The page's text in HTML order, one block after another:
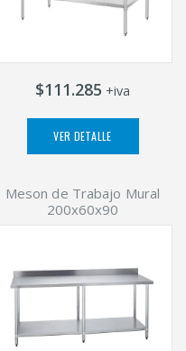
$111.285 +iva
VER DETALLE
Meson de Trabajo Mural
200x60x90